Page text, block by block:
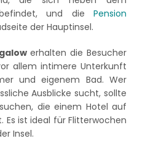
und die Pension
der Hauptinsel.
erhalten die Besucher
allem intimere Unterkunft
und eigenem Bad. Wer
Ausblicke sucht, sollte
die einem Hotel auf
ist ideal für Flitterwochen
Insel.